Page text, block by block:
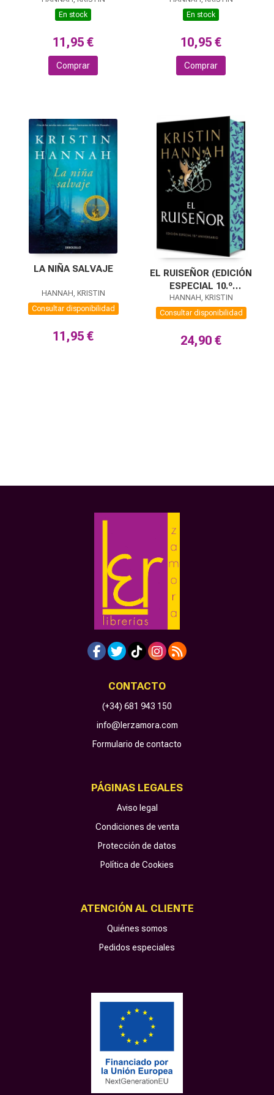
En stock
11,95 €
Comprar
En stock
10,95 €
Comprar
LA NIÑA SALVAJE
HANNAH, KRISTIN
Consultar disponibilidad
11,95 €
EL RUISEÑOR (EDICIÓN
ESPECIAL 10.º
ANIVERSARIO)
HANNAH, KRISTIN
Consultar disponibilidad
24,90 €
CONTACTO
(+34) 681 943 150
info@lerzamora.com
Formulario de contacto
PÁGINAS LEGALES
Aviso legal
Condiciones de venta
Protección de datos
Política de Cookies
ATENCIÓN AL CLIENTE
Quiénes somos
Pedidos especiales